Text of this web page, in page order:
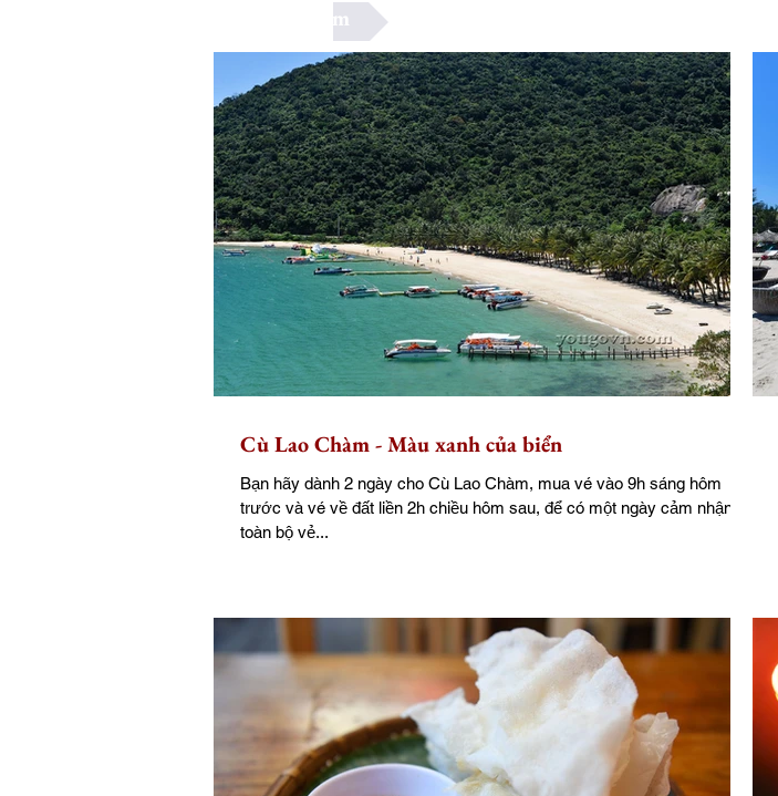
Quảng Nam
Cù Lao Chàm - Màu xanh của biển
Bạn hãy dành 2 ngày cho Cù Lao Chàm, mua vé vào 9h sáng hôm
trước và vé về đất liền 2h chiều hôm sau, để có một ngày cảm nhận
toàn bộ vẻ...